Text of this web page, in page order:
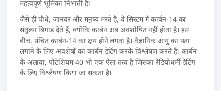
महत्वपूर्ण भूमिका निभाती है।
जैसे ही पौधे, जानवर और मनुष्य मरते हैं, वे सिस्टम में कार्बन-14 का
संतुलन बिगाड़ देते हैं, क्योंकि कार्बन अब अवशोषित नहीं होता है। इस
बीच, संचित कार्बन-14 का क्षय होने लगता है। वैज्ञानिक आयु का पता
लगाने के लिए अवशेषों का कार्बन डेटिंग करके विश्लेषण करते हैं। कार्बन
के अलावा, पोटेशियम-40 भी एक ऐसा तत्व है जिसका रेडियोधर्मी डेटिंग
के लिए विश्लेषण किया जा सकता है।